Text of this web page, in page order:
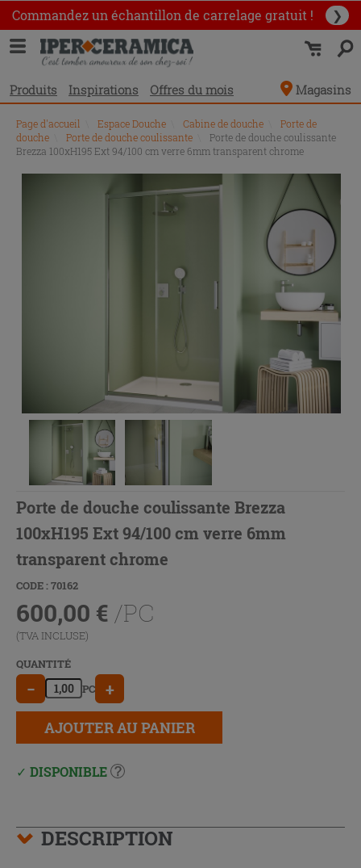
Commandez un échantillon de carrelage gratuit ! ❯
Produits Inspirations Offres du mois Magasins
Page d'accueil Espace Douche Cabine de douche
Porte de
douche
Porte de douche coulissante
Porte de douche coulissante
Brezza 100xH195 Ext 94/100 cm verre 6mm transparent chrome
Porte de douche coulissante Brezza
100xH195 Ext 94/100 cm verre 6mm
transparent chrome
CODE : 70162
600,00 € /PC
(TVA INCLUSE)
QUANTITÉ
− PC +
AJOUTER AU PANIER
DISPONIBLE
DESCRIPTION